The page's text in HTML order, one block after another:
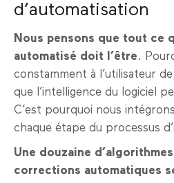
d’automatisation
Nous pensons que tout ce
automatisé doit l’être.
constamment à l’utilisateur
que l’intelligence du logiciel
C’est pourquoi nous
chaque étape du processus
Une douzaine
corrections automatiques